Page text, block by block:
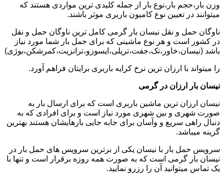
وزن بار،حجم بار،نوع بار از جمله کلیدی ترین مواردی هستند که
میتوانند در تعیین نوع کامیون باربری موثر باشند.
ناوگان حمل و نقل نیسان بار گرمی کامل ترین ناوگان حمل و نقل
در کشور است و هر نوع ماشینی که برای حمل بار شما مورد نیاز
باشد (نیسان،خاور،تک،جفت،تریلی،ایسوزو،ترانزیت،کمرشکن،بوژی)
را میتواند با ارزان ترین نرخ کرایه باربری برایتان فراهم آورد.
نیسان بار ارزان در گرمی
نیسان ارزان ترین ماشین باربری است که برای ارسال بار به
صورت شهری و بین شهری مورد نیاز است و برای افرادی که به
دنبال راهی سریع و وآسان برای جابه جایی بارهایشان هستند بهترین
گزینه میباشد.
سرویس حمل بار با نیسان یکی از برترین سرویس های حمل بار در
نیسان بار گرمی است که به صورت همه روزه برقرار است و تنها با
یک تماس میتوانید آن را رزرو نمایید.